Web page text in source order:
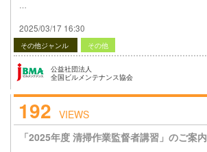
2025/03/17 16:30
その他ジャンル その他
公益社団法人
全国ビルメンテナンス協会
192 VIEWS
「2025年度 清掃作業監督者講習」のご案内